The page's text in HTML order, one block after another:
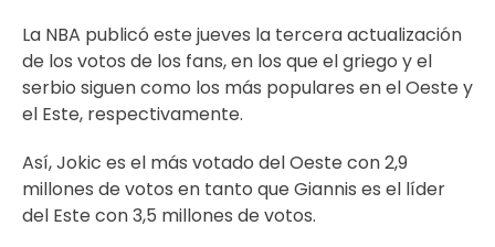
La NBA publicó este jueves la tercera actualización
de los votos de los fans, en los que el griego y el
serbio siguen como los más populares en el Oeste y
el Este, respectivamente.
Así, Jokic es el más votado del Oeste con 2,9
millones de votos en tanto que Giannis es el líder
del Este con 3,5 millones de votos.